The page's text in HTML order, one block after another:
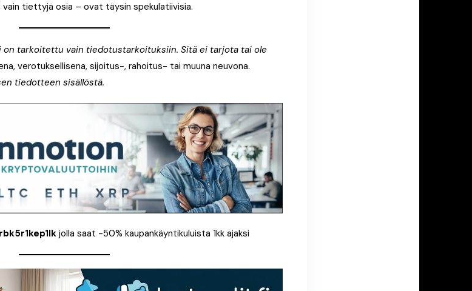
vain tiettyjä osia – ovat täysin spekulatiivisia.
on tarkoitettu vain tiedotustarkoituksiin. Sitä ei tarjota tai ole
verotuksellisena, sijoitus-, rahoitus- tai muuna neuvona.
tiedotteen sisällöstä.
jolla saat -50% kaupankäyntikuluista 1kk ajaksi